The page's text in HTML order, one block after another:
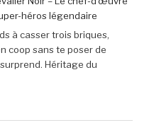
héros légendaire
à casser trois briques,
coop sans te poser de
Héritage du